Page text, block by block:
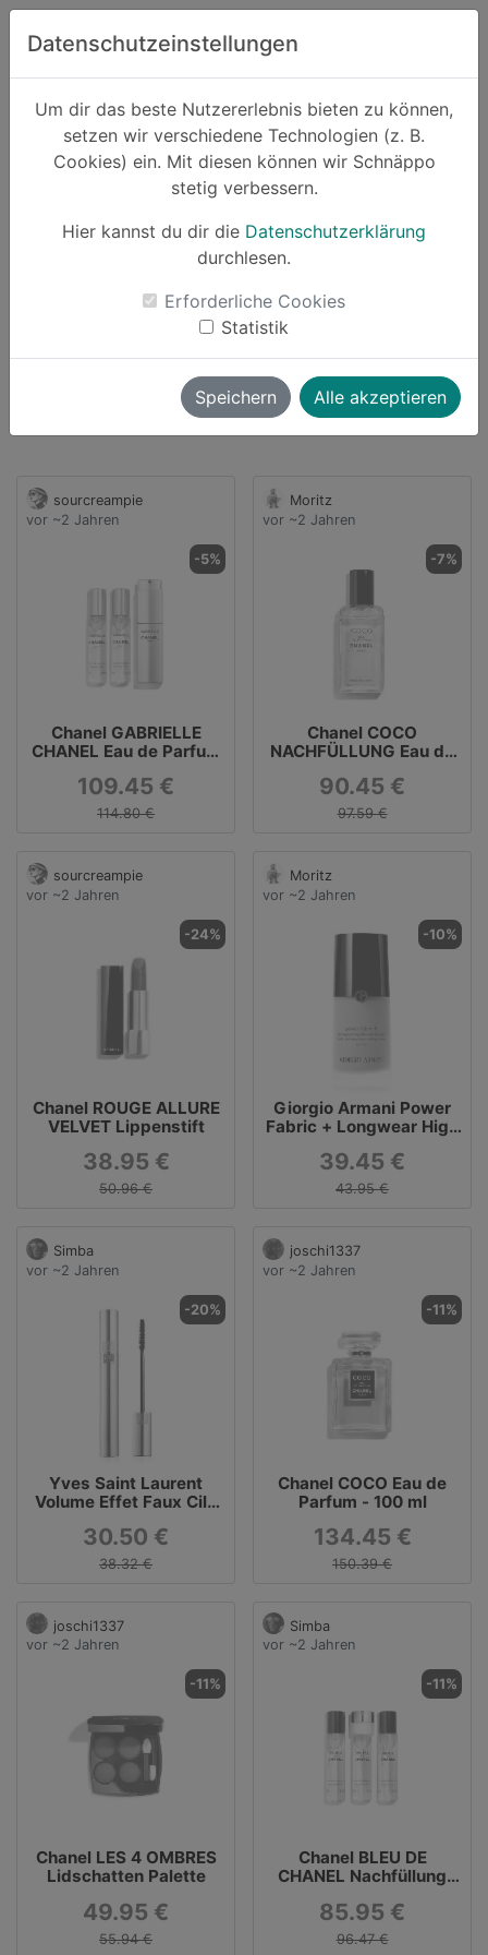
Zum Hauptinhalt springen
Datenschutzeinstellungen
Um dir das beste Nutzererlebnis bieten zu können,
setzen wir verschiedene Technologien (z. B.
Cookies) ein. Mit diesen können wir Schnäppo
stetig verbessern.
Hier kannst du dir die Datenschutzerklärung
durchlesen.
Erforderliche Cookies
Statistik
Speichern Alle akzeptieren
Suchen
Anbieter Flaconi
Schnäppchen von Flaconi
194 Angebote
Direkt zum Anbieterlaunch
sourcreampie
vor ~2 Jahren
-5%
Chanel GABRIELLE
CHANEL Eau de Parfum
109.45 €
114.80 €
Moritz
vor ~2 Jahren
-7%
Chanel COCO
NACHFÜLLUNG Eau de
90.45 €
97.59 €
sourcreampie
vor ~2 Jahren
-24%
Chanel ROUGE ALLURE
VELVET Lippenstift
38.95 €
50.96 €
Moritz
vor ~2 Jahren
-10%
Giorgio Armani Power
Fabric + Longwear High
Foundation
39.45 €
43.95 €
Simba
vor ~2 Jahren
-20%
Yves Saint Laurent
Volume Effet Faux Cils
30.50 €
38.32 €
joschi1337
vor ~2 Jahren
-11%
Chanel COCO Eau de
Parfum - 100 ml
134.45 €
150.39 €
joschi1337
vor ~2 Jahren
-11%
Chanel LES 4 OMBRES
Lidschatten Palette
49.95 €
55.94 €
Simba
vor ~2 Jahren
-11%
Chanel BLEU DE
CHANEL Nachfüllung
and Spray (3x 20ml)
85.95 €
96.47 €